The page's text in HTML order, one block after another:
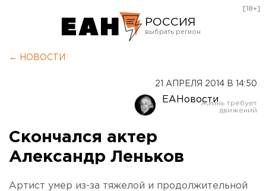
РОССИЯ
Оренбург
[18+]
← НОВОСТИ
21 АПРЕЛЯ 2014 В 14:50
ЕАНовости
Скончался актер
Александр Леньков
Артист умер из-за тяжелой и продолжительной